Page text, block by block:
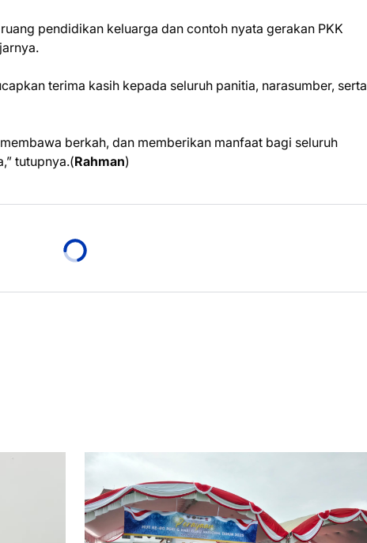
pendidikan keluarga dan contoh nyata gerakan PKK
terima kasih kepada seluruh panitia, narasumber, serta
berkah, dan memberikan manfaat bagi seluruh
tutupnya.(Rahman)